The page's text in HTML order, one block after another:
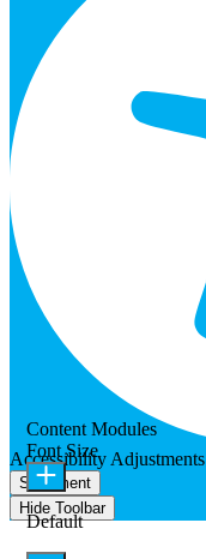
Accessibility Adjustments
Statement
Hide Toolbar
Content Modules
Font Size
Default